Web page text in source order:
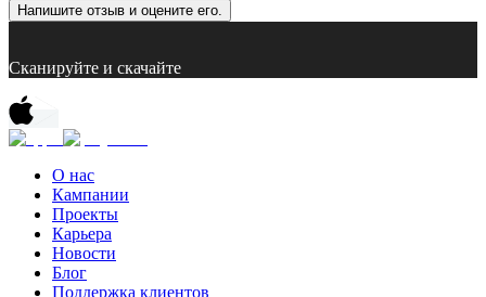
Напишите отзыв и оцените его.
Сканируйте и скачайте
О нас
Кампании
Проекты
Карьера
Новости
Блог
Поддержка клиентов